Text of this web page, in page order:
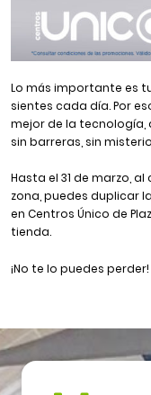
Lo más importante es
sientes cada día. Por
mejor de la tecnología,
sin barreras, sin
Hasta el 31 de marzo,
zona, puedes duplicar
en Centros Único de
tienda.
¡No te lo puedes perder!